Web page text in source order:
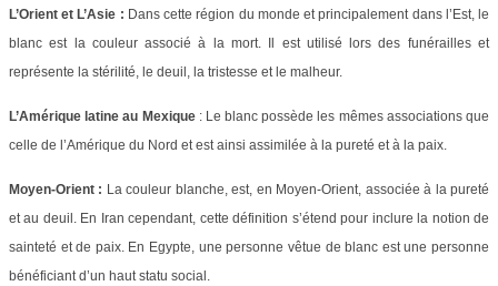
L’Orient et L’Asie : Dans cette région du monde et principalement dans l’Est, le
blanc est la couleur associé à la mort. Il est utilisé lors des funérailles et
représente la stérilité, le deuil, la tristesse et le malheur.
L’Amérique latine au Mexique : Le blanc possède les mêmes associations que
celle de l’Amérique du Nord et est ainsi assimilée à la pureté et à la paix.
Moyen-Orient : La couleur blanche, est, en Moyen-Orient, associée à la pureté
et au deuil. En Iran cependant, cette définition s’étend pour inclure la notion de
sainteté et de paix. En Egypte, une personne vêtue de blanc est une personne
bénéficiant d’un haut statu social.